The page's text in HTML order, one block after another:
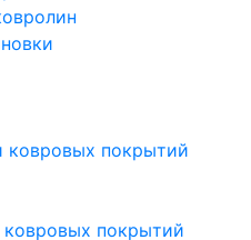
ковровых покрытий
покрытий